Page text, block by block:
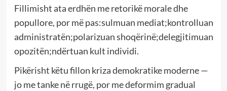
Fillimisht ata erdhën me retorikë morale dhe
popullore, por më pas:sulmuan mediat;kontrolluan
administratën;polarizuan shoqërinë;delegjitimuan
opozitën;ndërtuan kult individi.
Pikërisht këtu fillon kriza demokratike moderne —
jo me tanke në rrugë, por me deformim gradual